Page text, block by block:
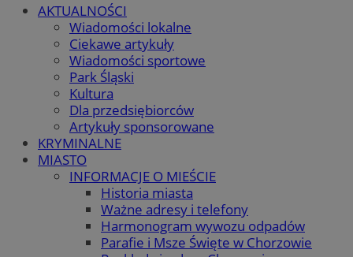
AKTUALNOŚCI
Wiadomości lokalne
Ciekawe artykuły
Wiadomości sportowe
Park Śląski
Kultura
Dla przedsiębiorców
Artykuły sponsorowane
KRYMINALNE
MIASTO
INFORMACJE O MIEŚCIE
Historia miasta
Ważne adresy i telefony
Harmonogram wywozu odpadów
Parafie i Msze Święte w Chorzowie